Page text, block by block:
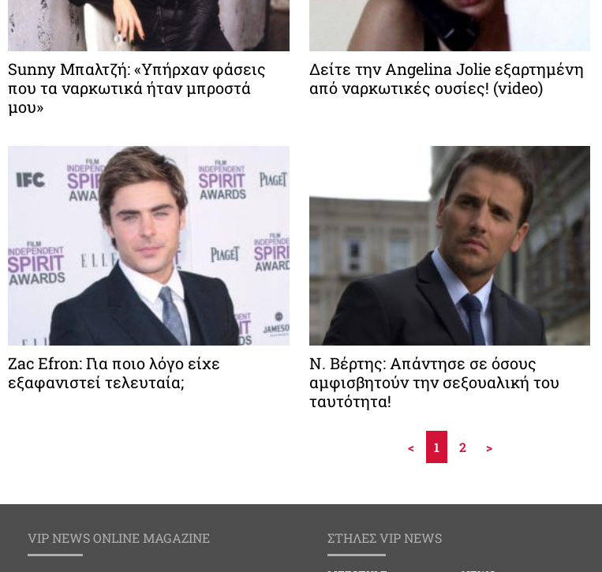
Sunny Μπαλτζή: «Υπήρχαν φάσεις
που τα ναρκωτικά ήταν μπροστά
μου»
Δείτε την Angelina Jolie εξαρτημένη
από ναρκωτικές ουσίες! (video)
Zac Efron: Για ποιο λόγο είχε
εξαφανιστεί τελευταία;
Ν. Βέρτης: Απάντησε σε όσους
αμφισβητούν την σεξουαλική του
ταυτότητα!
< 1 2 >
VIP NEWS ONLINE MAGAZINE ΣΤΗΛΕΣ VIP NEWS